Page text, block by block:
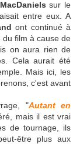
MacDaniels sur le
entre eux. A
ont continué à
film à cause de
on aura rien de
Cela aurait été
Mais ici, les
c'est avant
"Autant en
mais il est vrai
de tournage, ils
être plus aux